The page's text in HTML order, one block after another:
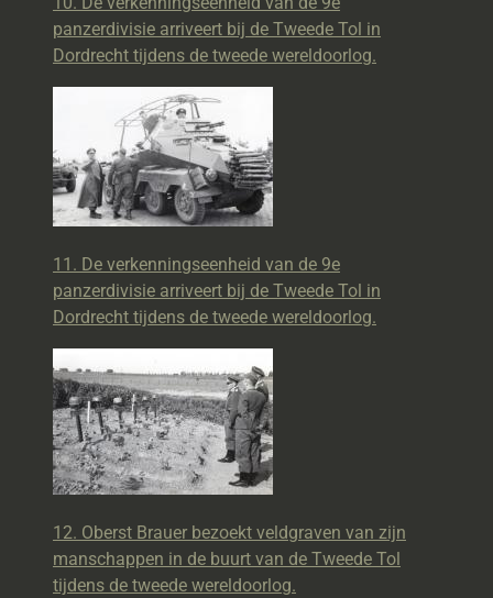
panzerdivisie arriveert bij de Tweede Tol in
Dordrecht tijdens de tweede wereldoorlog.
11. De verkenningseenheid van de 9e
panzerdivisie arriveert bij de Tweede Tol in
Dordrecht tijdens de tweede wereldoorlog.
12. Oberst Brauer bezoekt veldgraven van zijn
manschappen in de buurt van de Tweede Tol
tijdens de tweede wereldoorlog.